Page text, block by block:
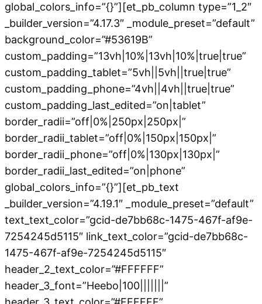
global_colors_info=”{}”][et_pb_column type=”1_2″
_builder_version=”4.17.3″ _module_preset=”default”
background_color=”#53619B”
custom_padding=”13vh|10%|13vh|10%|true|true”
custom_padding_tablet=”5vh||5vh||true|true”
custom_padding_phone=”4vh||4vh||true|true”
custom_padding_last_edited=”on|tablet”
border_radii=”off|0%|250px|250px|”
border_radii_tablet=”off|0%|150px|150px|”
border_radii_phone=”off|0%|130px|130px|”
border_radii_last_edited=”on|phone”
global_colors_info=”{}”][et_pb_text
_builder_version=”4.19.1″ _module_preset=”default”
text_text_color=”gcid-de7bb68c-1475-467f-af9e-
7254245d5115″ link_text_color=”gcid-de7bb68c-
1475-467f-af9e-7254245d5115″
header_2_text_color=”#FFFFFF”
header_3_font=”Heebo|100|||||||”